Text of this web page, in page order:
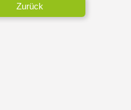
Zurück